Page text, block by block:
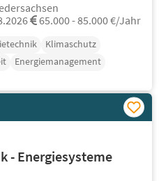
65.000 - 85.000 €/Jahr
Klimaschutz
Energiemanagement
- Energiesysteme